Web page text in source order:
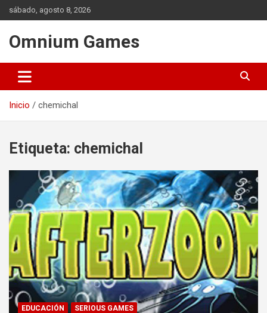
Saltar
al
sábado, agosto 8, 2026
Omnium Games
Inicio chemichal
Etiqueta: chemichal
EDUCACIÓN SERIOUS GAMES